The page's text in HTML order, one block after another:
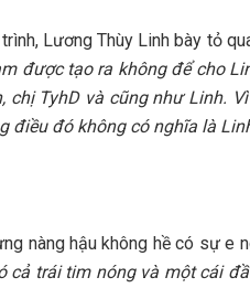
Lương Thùy Linh bày tỏ
được tạo ra không để cho
chị TyhD và cũng như Linh.
điều đó không có nghĩa là
nàng hậu không hề có sự e
cả trái tim nóng và một cái